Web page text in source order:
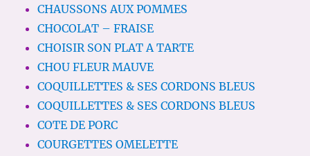
CHAUSSONS AUX POMMES
CHOCOLAT – FRAISE
CHOISIR SON PLAT A TARTE
CHOU FLEUR MAUVE
COQUILLETTES & SES CORDONS BLEUS
COQUILLETTES & SES CORDONS BLEUS
COTE DE PORC
COURGETTES OMELETTE